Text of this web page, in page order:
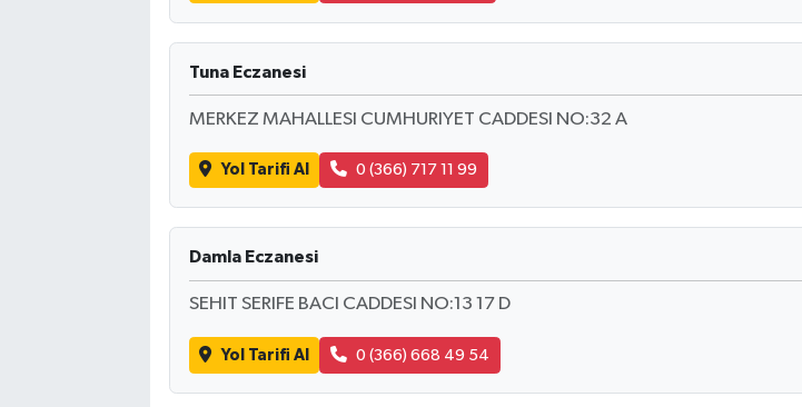
Tuna Eczanesi
MERKEZ MAHALLESI CUMHURIYET CADDESI NO:32 A
Yol Tarifi Al 0 (366) 717 11 99
Damla Eczanesi
SEHIT SERIFE BACI CADDESI NO:13 17 D
Yol Tarifi Al 0 (366) 668 49 54